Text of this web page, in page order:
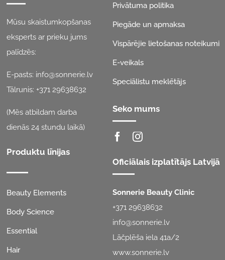
Mūsu skaistumkopšanas
eksperts ar prieku jums
palīdzēs:
E-pasts: info@sonnerie.lv
Tālrunis:+371 29638632
(Mēs atbildam darba
dienās 24 stundu laikā)
Produktu līnijas
Beauty Elements
Body Science
Essential
Hair
Privātuma politika
Piegāde un apmaksa
Vispārējie lietošanas noteikumi
E-veikals
Speciālistu meklētājs
Seko mums
Oficiālais izplatītājs Latvijā
Sonnerie Beauty Clinic
+371 29638632
info@sonnerie.lv
Lāčplēša iela 41a/2
www.sonnerie.lv